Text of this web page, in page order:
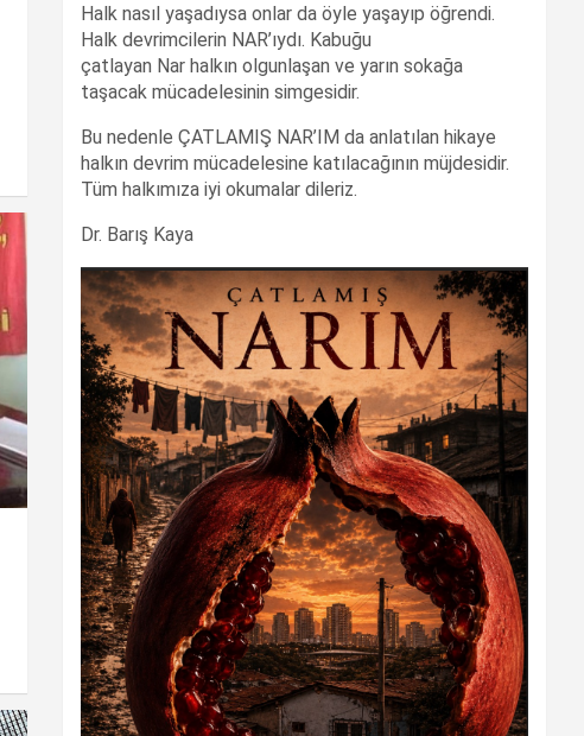
Halk nasıl yaşadıysa onlar da öyle yaşayıp öğrendi.
Halk devrimcilerin NAR’ıydı. Kabuğu
çatlayan Nar halkın olgunlaşan ve yarın sokağa
taşacak mücadelesinin simgesidir.
Bu nedenle ÇATLAMIŞ NAR’IM da anlatılan hikaye
halkın devrim mücadelesine katılacağının müjdesidir.
Tüm halkımıza iyi okumalar dileriz.
Dr. Barış Kaya